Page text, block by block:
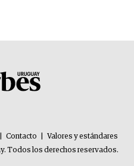
Contacto
Valores y estándares
Todos los derechos reservados.